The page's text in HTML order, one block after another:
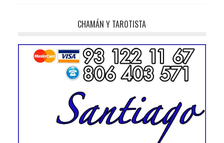
CHAMÁN Y TAROTISTA